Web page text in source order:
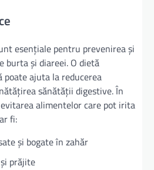
esențiale pentru prevenirea și
burta și diareei. O dietă
poate ajuta la reducerea
sănătății digestive. În
alimentelor care pot irita
fi:
și bogate în zahăr
prăjite